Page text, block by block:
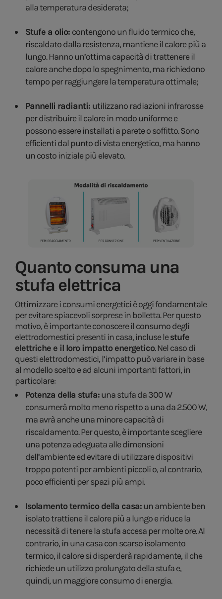
alla temperatura desiderata;
Stufe a olio: contengono un fluido termico che,
riscaldato dalla resistenza, mantiene il calore più a
lungo. Hanno un’ottima capacità di trattenere il
calore anche dopo lo spegnimento, ma richiedono
tempo per raggiungere la temperatura ottimale;
Pannelli radianti: utilizzano radiazioni infrarosse
per distribuire il calore in modo uniforme e
possono essere installati a parete o soffitto. Sono
efficienti dal punto di vista energetico, ma hanno
un costo iniziale più elevato.
Quanto consuma una
stufa elettrica
Ottimizzare i consumi energetici è oggi fondamentale
per evitare spiacevoli sorprese in bolletta. Per questo
motivo, è importante conoscere il consumo degli
elettrodomestici presenti in casa, incluse lestufe
elettriche e il loro impatto energetico. Nel caso di
questi elettrodomestici, l’impatto può variare in base
al modello scelto e ad alcuni importanti fattori, in
particolare:
Potenza della stufa:una stufa da 300 W
consumerà molto meno rispetto a una da 2.500 W,
ma avrà anche una minore capacità di
riscaldamento. Per questo, è importante scegliere
una potenza adeguata alle dimensioni
dell’ambiente ed evitare di utilizzare dispositivi
troppo potenti per ambienti piccoli o, al contrario,
poco efficienti per spazi più ampi.
Isolamento termico della casa:un ambiente ben
isolato trattiene il calore più a lungo e riduce la
necessità di tenere la stufa accesa per molte ore. Al
contrario, in una casa con scarso isolamento
termico, il calore si disperderà rapidamente, il che
richiede un utilizzo prolungato della stufa e,
quindi, un maggiore consumo di energia.